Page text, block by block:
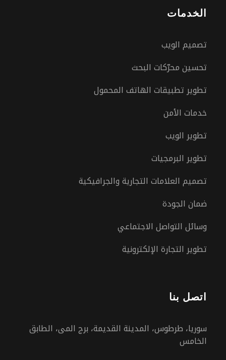
الخدمات
تصميم الويب
تحسين محرّكات البحث
تطوير تطبيقات الهاتف المحمول
خدمات الأمن
تطوير الويب
تطوير البرمجيات
تصميم العلامات التجارية والجرافيكية
ضمان الجودة
وسائل التواصل الاجتماعي
تطوير التجارة الإلكترونية
اتصل بنا
سوريا، طرطوس، المدينة القديمة، برج المى، الطابق
الخامس